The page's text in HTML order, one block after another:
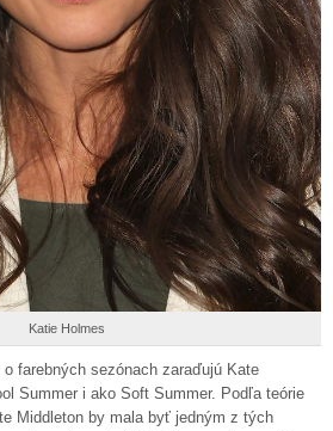
Katie Holmes
farebných sezónach zaraďujú Kate
Summer i ako Soft Summer. Podľa teórie
Middleton by mala byť jedným z tých